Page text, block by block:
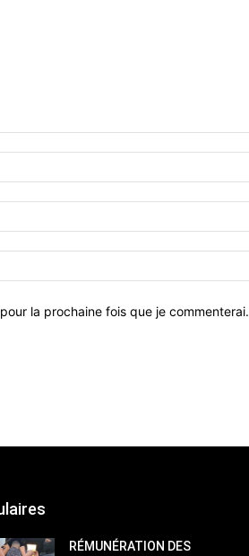
la prochaine fois que je commenterai.
RÉMUNÉRATION DES